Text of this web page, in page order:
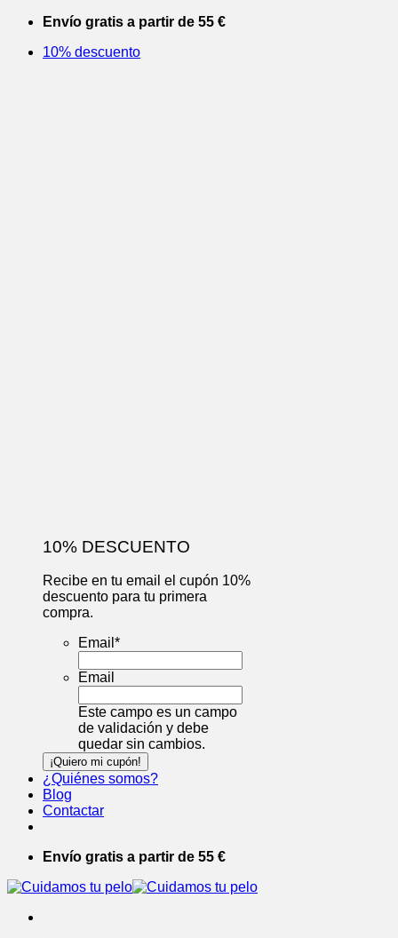
Saltar
contenido
Envío gratis a partir de 55 €
10% descuento
10% DESCUENTO
Recibe en tu email el cupón 10%
descuento para tu primera
compra.
Email *
Email
Este campo es un campo
de validación y debe
quedar sin cambios.
¿Quiénes somos?
Blog
Contactar
Envío gratis a partir de 55 €